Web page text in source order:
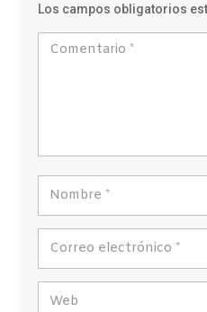
Los campos obligatorios